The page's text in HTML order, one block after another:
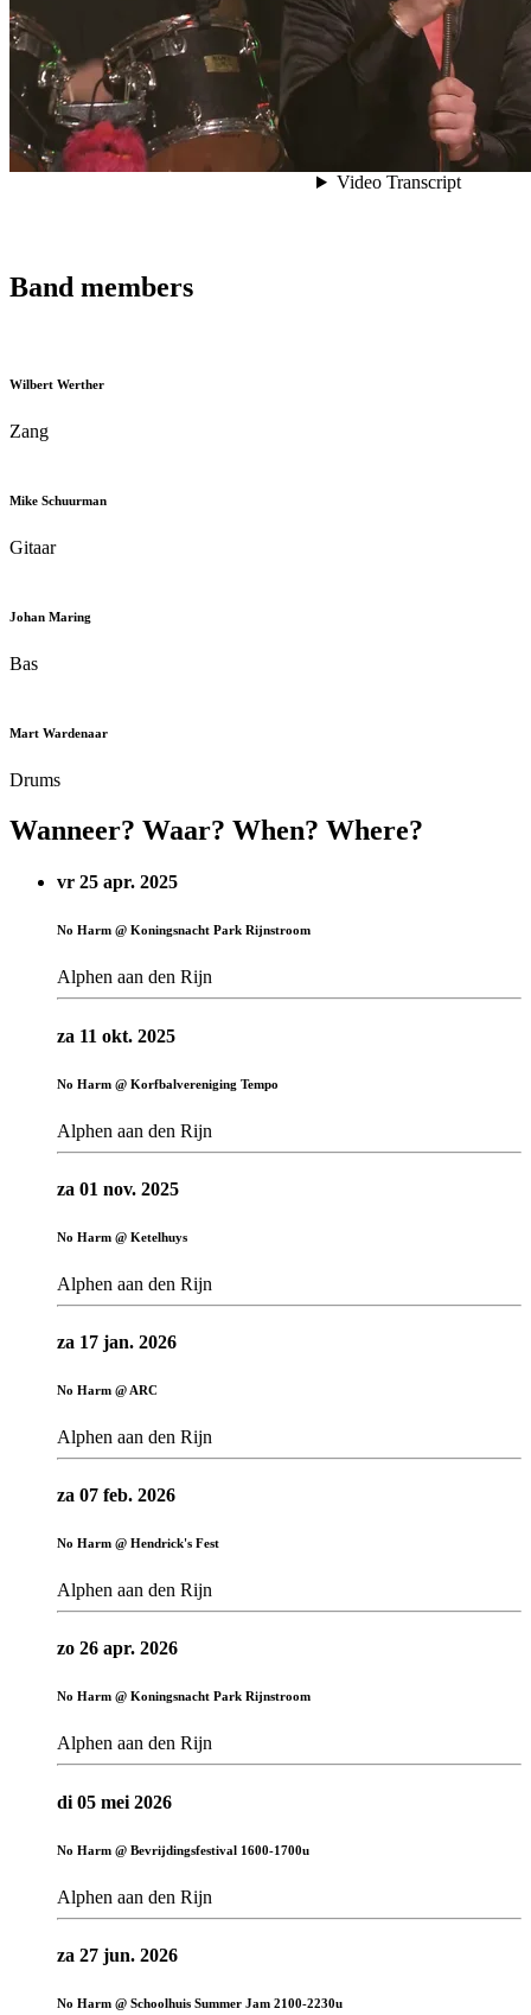
Band members
Wilbert Werther
Zang
Mike Schuurman
Gitaar
Johan Maring
Bas
Mart Wardenaar
Drums
Wanneer? Waar? When? Where?
vr 25 apr. 2025
No Harm @ Koningsnacht Park Rijnstroom
Alphen aan den Rijn
za 11 okt. 2025
No Harm @ Korfbalvereniging Tempo
Alphen aan den Rijn
za 01 nov. 2025
No Harm @ Ketelhuys
Alphen aan den Rijn
za 17 jan. 2026
No Harm @ ARC
Alphen aan den Rijn
za 07 feb. 2026
No Harm @ Hendrick's Fest
Alphen aan den Rijn
zo 26 apr. 2026
No Harm @ Koningsnacht Park Rijnstroom
Alphen aan den Rijn
di 05 mei 2026
No Harm @ Bevrijdingsfestival 1600-1700u
Alphen aan den Rijn
za 27 jun. 2026
No Harm @ Schoolhuis Summer Jam 2100-2230u